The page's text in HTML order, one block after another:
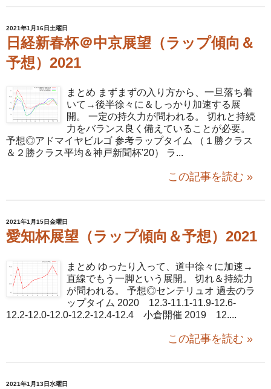
2021年1月16日土曜日
日経新春杯＠中京展望（ラップ傾向＆
予想）2021
まとめ まずまずの入り方から、一旦落ち着
いて→後半徐々に＆しっかり加速する展
開。 一定の持久力が問われる。 切れと持続
力をバランス良く備えていることが必要。
予想◎アドマイヤビルゴ 参考ラップタイム （１勝クラス
＆２勝クラス平均＆神戸新聞杯'20） ラ...
この記事を読む »
2021年1月15日金曜日
愛知杯展望（ラップ傾向＆予想）2021
まとめ ゆったり入って、道中徐々に加速→
直線でもう一脚という展開。 切れ＆持続力
が問われる。 予想◎センテリュオ 過去のラ
ップタイム 2020 12.3-11.1-11.9-12.6-
12.2-12.0-12.0-12.2-12.4-12.4 小倉開催 2019 12....
この記事を読む »
2021年1月13日水曜日